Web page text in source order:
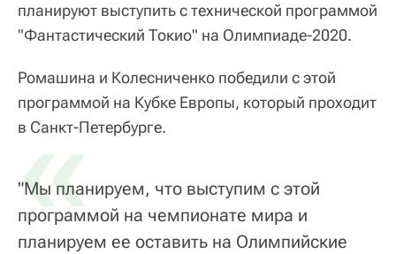
планируют выступить с технической программой
"Фантастический Токио" на Олимпиаде-2020.
Ромашина и Колесниченко победили с этой
программой на Кубке Европы, который проходит
в Санкт-Петербурге.
«
"Мы планируем, что выступим с этой
программой на чемпионате мира и
планируем ее оставить на Олимпийские